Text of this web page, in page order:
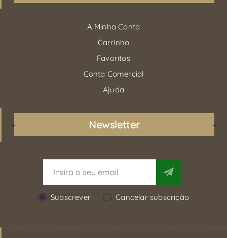
A Minha Conta
Carrinho
Favoritos
Conta Comercial
Ajuda
Newsletter
Subscrever Cancelar subscrição